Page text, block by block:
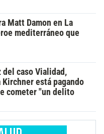
Matt Damon en La
mediterráneo que
caso Vialidad,
está pagando
cometer "un delito